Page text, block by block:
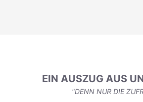
EIN AUSZUG AUS
"DENN NUR DIE